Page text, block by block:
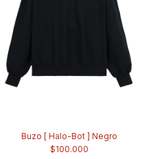
Buzo [ Halo-Bot ] Negro
$100.000